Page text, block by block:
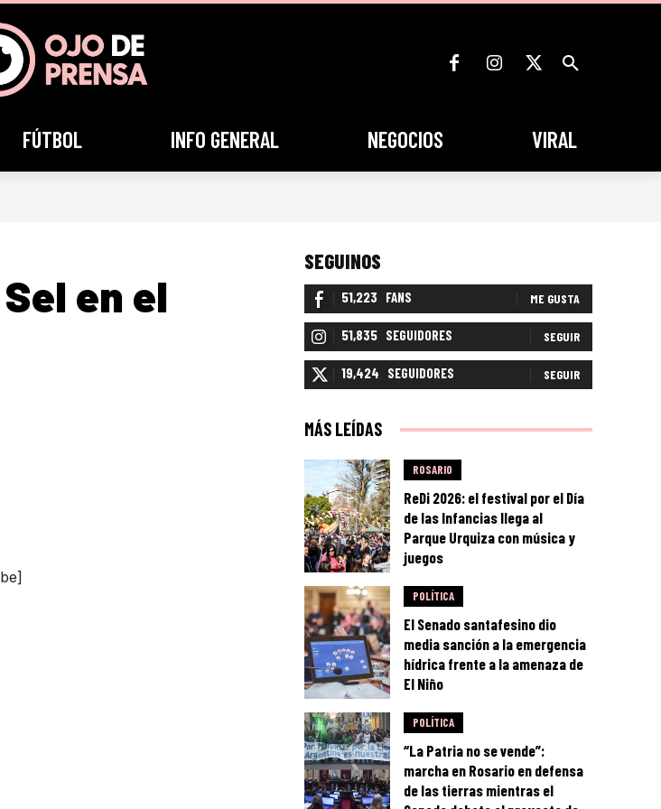
FÚTBOL INFO GENERAL NEGOCIOS VIRAL
en el
SEGUINOS
51,223 FANS ME GUSTA
51,835 SEGUIDORES SEGUIR
19,424 SEGUIDORES SEGUIR
MÁS LEÍDAS
ROSARIO
ReDi 2026: el festival por el Día
de las Infancias llega al
Parque Urquiza con música y
juegos
POLÍTICA
El Senado santafesino dio
media sanción a la emergencia
hídrica frente a la amenaza de
El Niño
POLÍTICA
“La Patria no se vende”:
marcha en Rosario en defensa
de las tierras mientras el